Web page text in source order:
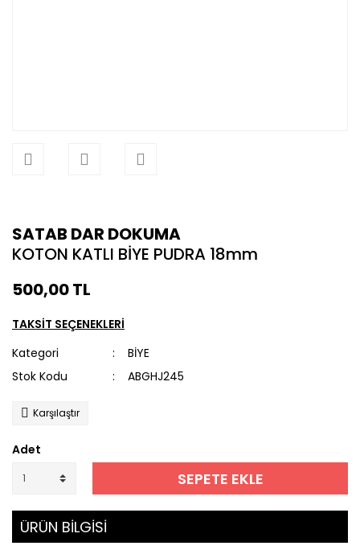
SATAB DAR DOKUMA
KOTON KATLI BİYE PUDRA 18mm
500,00 TL
TAKSİT SEÇENEKLERİ
Kategori
BİYE
Stok Kodu
ABGHJ245
Karşılaştır
Adet
SEPETE EKLE
ÜRÜN BİLGİSİ